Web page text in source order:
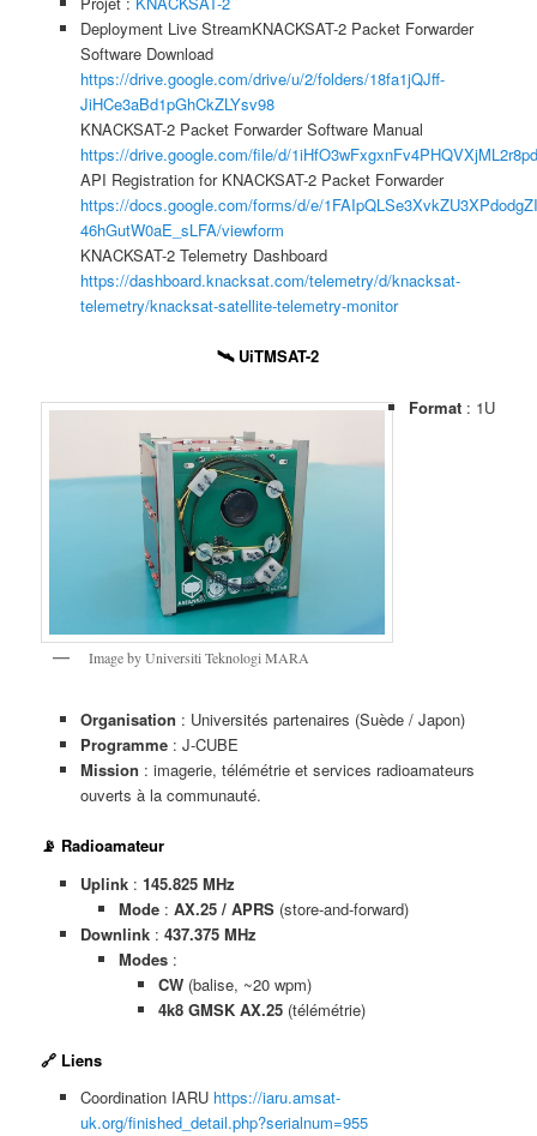
Deployment Live StreamKNACKSAT-2 Packet Forwarder
Software Download
https://drive.google.com/drive/u/2/folders/18fa1jQJff-
JiHCe3aBd1pGhCkZLYsv98
KNACKSAT-2 Packet Forwarder Software Manual
https://drive.google.com/file/d/
API Registration for KNACKSAT-2 Packet Forwarder
https://docs.google.com/forms/d/e/
46hGutW0aE_sLFA/viewform
KNACKSAT-2 Telemetry Dashboard
https://dashboard.knacksat.com/telemetry/d/knacksat-
telemetry/knacksat-satellite-telemetry-monitor
🛰️ UiTMSAT-2
Image by Universiti Teknologi MARA
Format : 1U
Organisation : Universités partenaires (Suède / Japon)
Programme: J-CUBE
Mission : imagerie, télémétrie et services radioamateurs
ouverts à la communauté.
📡 Radioamateur
Uplink: 145.825 MHz
Mode :AX.25 / APRS (store-and-forward)
Downlink: 437.375 MHz
Modes :
CW(balise, ~20 wpm)
4k8 GMSK AX.25(télémétrie)
🔗 Liens
Coordination IARU https://iaru.amsat-
uk.org/finished_detail.php?serialnum=955